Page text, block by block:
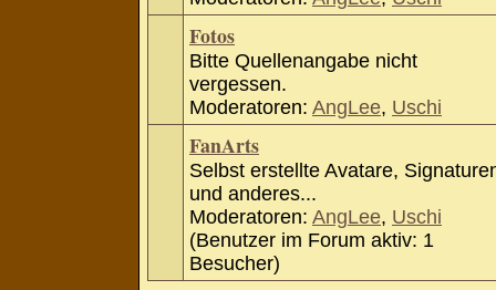
Fotos
Bitte Quellenangabe nicht
vergessen.
Moderatoren: AngLee, Uschi
FanArts
Selbst erstellte Avatare,
und anderes...
Moderatoren: AngLee, Uschi
(Benutzer im Forum aktiv: 1
Besucher)